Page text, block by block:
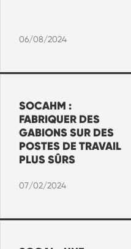
06/08/2024
SOCAHM :
FABRIQUER DES
GABIONS SUR DES
POSTES DE TRAVAIL
PLUS SÛRS
07/02/2024